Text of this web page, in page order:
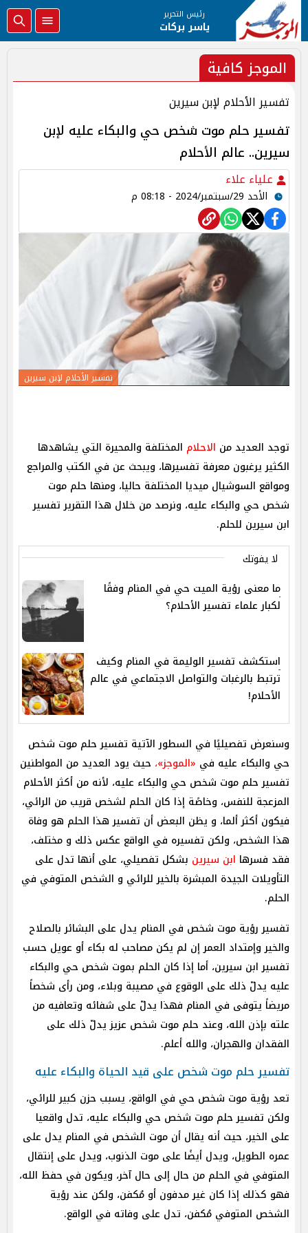
رئيس التحرير
ياسر بركات
الموجز كافية
تفسير الأحلام لإبن سيرين
تفسير حلم موت شخص حي والبكاء عليه لإبن
سيرين.. عالم الأحلام
علياء علاء
الأحد 29/سبتمبر/2024 - 08:18 م
تفسير الأحلام لإبن سيرين
توجد العديد من الاحلام المختلفة والمحيرة التي يشاهدها
الكثير يرغبون معرفة تفسيرها، ويبحث عن في الكتب والمراجع
ومواقع السوشيال ميديا المختلفة حاليا، ومنها حلم موت
شخص حي والبكاء عليه، ونرصد من خلال هذا التقرير تفسير
ابن سيرين للحلم.
لا يفوتك
ما معنى رؤية الميت حي في المنام وفقًا
لكبار علماء تفسير الأحلام؟
استكشف تفسير الوليمة في المنام وكيف
ترتبط بالرغبات والتواصل الاجتماعي في عالم
الأحلام!
وسنعرض تفصيليًا في السطور الآتية تفسير حلم موت شخص
حي والبكاء عليه في «الموجز»، حيث يود العديد من المواطنين
تفسير حلم موت شخص حي والبكاء عليه، لأنه من أكثر الأحلام
المزعجة للنفس، وخاصًة إذا كان الحلم لشخص قريب من الرائي،
فيكون أكثر ألما، و يظن البعض أن تفسير هذا الحلم هو وفاة
هذا الشخص، ولكن تفسيره في الواقع عكس ذلك و مختلف،
فقد فسرها ابن سيرين بشكل تفصيلي، على أنها تدل على
التأويلات الجيدة المبشرة بالخير للرائي و الشخص المتوفي في
الحلم.
تفسير رؤية موت شخص في المنام يدل على البشائر بالصلاح
والخير وإمتداد العمر إن لم يكن مصاحب له بكاء أو عويل حسب
تفسير ابن سيرين، أما إذا كان الحلم بموت شخص حي والبكاء
عليه يدلّ ذلك على الوقوع في مصيبة وبلاء، ومن رأى شخصاً
مريضاً يتوفى في المنام فهذا يدلّ على شفائه وتعافيه من
علته بإذن الله، وعند حلم موت شخص عزيز يدلّ ذلك على
الفقدان والهجران، والله أعلم.
تفسير حلم موت شخص على قيد الحياة والبكاء عليه
تعد رؤية موت شخص حي في الواقع، يسبب حزن كبير للرائي،
ولكن تفسير حلم موت شخص حي والبكاء عليه، تدل واقعيا
على الخير، حيث أنه يقال أن موت الشخص في المنام يدل على
عمره الطويل، ويدل أيضًا على موت الذنوب، ويدل على إنتقال
المتوفي في الحلم من حال إلى حال آخر، ويكون في حفظ الله،
فهو كذلك إذا كان غير مدفون أو مُكفن، ولكن عند رؤية
الشخص المتوفي مُكفن، تدل على وفاته في الواقع.